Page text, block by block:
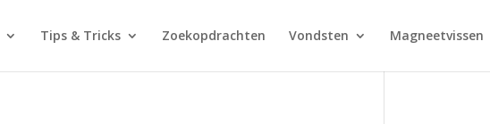
Tips & Tricks Zoekopdrachten Vondsten Magneetvissen